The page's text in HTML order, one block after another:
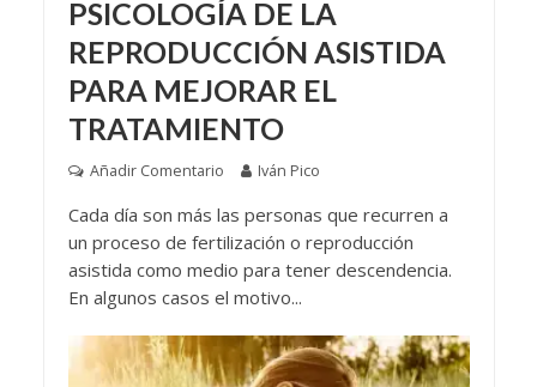
PSICOLOGÍA DE LA
REPRODUCCIÓN ASISTIDA
PARA MEJORAR EL
TRATAMIENTO
Añadir Comentario Iván Pico
Cada día son más las personas que recurren a
un proceso de fertilización o reproducción
asistida como medio para tener descendencia.
En algunos casos el motivo...